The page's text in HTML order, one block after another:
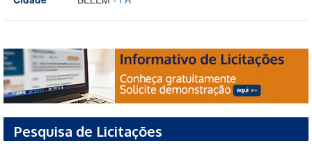
Pesquisa de Licitações